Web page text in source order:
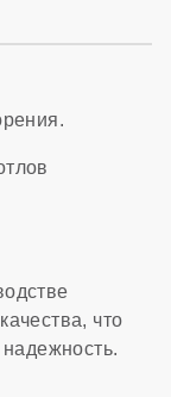
что
надежность.